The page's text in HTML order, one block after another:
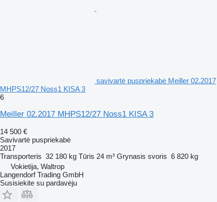
savivartė puspriekabė Meiller 02.2017
MHPS12/27 Noss1 KISA 3
6
Meiller 02.2017 MHPS12/27 Noss1 KISA 3
14 500 €
Savivartė puspriekabė
2017
Transporteris 32 180 kg Tūris 24 m³ Grynasis svoris 6 820 kg
Vokietija, Waltrop
Langendorf Trading GmbH
Susisiekite su pardavėju